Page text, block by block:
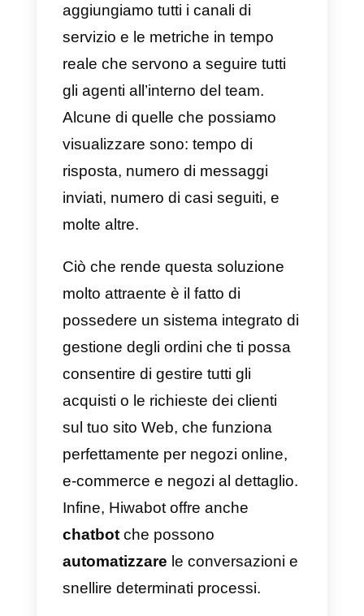
d) Leadsales
Leadsales
è una piattaforma
creata in Messico nel 2020, è
focalizzata esclusivamente su
WhatsApp, possiede quindi un
solo canale di comunicazione e
sostanzialmente offre lo stesso
servizio di altre aziende simili,
ossiaWhatsApp multi-agente
per i team. Questo strumento si
concentra sulle piccole aziende
che possiedono più di un agente